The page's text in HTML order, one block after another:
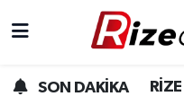
SON DAKİKA RİZE